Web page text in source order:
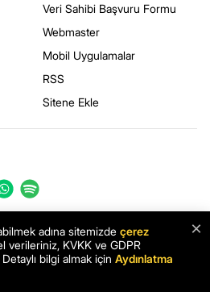
Veri Sahibi Başvuru Formu
Webmaster
Mobil Uygulamalar
RSS
Sitene Ekle
×
adına sitemizde çerez
verileriniz, KVKK ve GDPR
bilgi almak için Aydınlatma